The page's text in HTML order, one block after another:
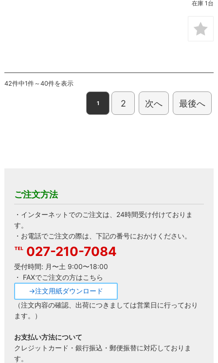
在庫 1台
42件中1件～40件を表示
1 2 次へ 最後へ
ご注文方法
・インターネットでのご注文は、24時間受け付けておりま
す。
・お電話でご注文の際は、下記の番号におかけください。
027-210-7084
受付時間: 月〜土 9:00〜18:00
・ FAXでご注文の方はこちら
→注文用紙ダウンロード
（注文内容の確認、出荷につきましては営業日に行っており
ます。）
お支払い方法について
クレジットカード・銀行振込・郵便振替に対応しておりま
す。